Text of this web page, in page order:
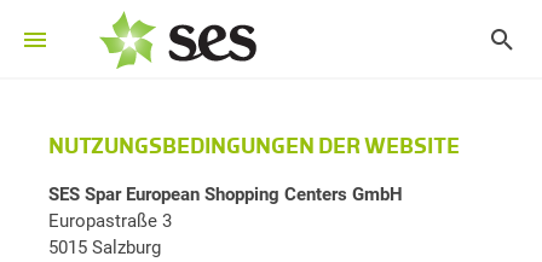
NUTZUNGSBEDINGUNGEN DER WEBSITE
SES Spar European Shopping Centers GmbH
Europastraße 3
5015 Salzburg